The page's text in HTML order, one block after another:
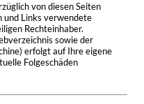
von diesen Seiten
und Links verwendete
Rechteinhaber.
sowie der
erfolgt auf Ihre eigene
Folgeschäden